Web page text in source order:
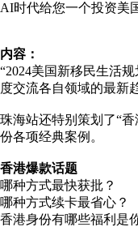
AI时代给您一个投资美
内容：
“2024美国新移民生活
度交流各自领域的最新
珠海站还特别策划了“
份各项经典案例。
香港爆款话题
哪种方式最快获批？
哪种方式续卡最省心？
香港身份有哪些福利是